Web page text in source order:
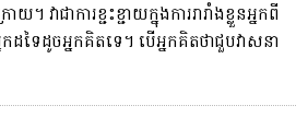
វាជាការខ្ជះខ្ជាយក្នុងការរារាំងខ្លួនអ្នកពី
ៃ​ដូច​អ្នក​គិត​ទេ។ បើ​អ្នក​គិត​ថា​ជួប​វាសនា​